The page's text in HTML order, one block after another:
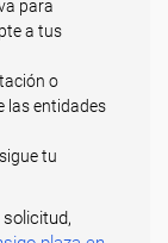
para
a tus
o
las entidades
tu